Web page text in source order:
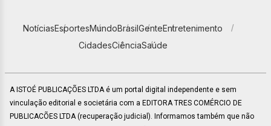
NotíciasEsportesMundoBrasilGenteEntretenimento
CidadesCiênciaSaúde
A ISTOÉ PUBLICAÇÕES LTDA é um portal digital independente e sem
vinculação editorial e societária com a EDITORA TRES COMÉRCIO DE
PUBLICACÕES LTDA (recuperação judicial). Informamos também que não